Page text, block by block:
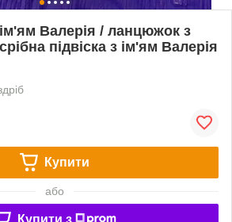
Валерія / ланцюжок з
підвіска з ім'ям Валерія
Купити
або
Купити з